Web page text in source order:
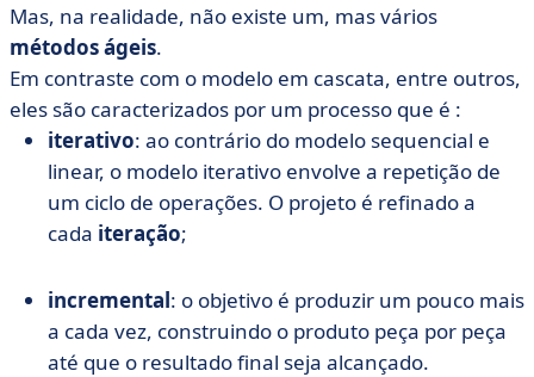
Mas, na realidade, não existe um, mas vários
métodos ágeis.
Em contraste com o modelo em cascata, entre outros,
eles são caracterizados por um processo que é :
iterativo: ao contrário do modelo sequencial e
linear, o modelo iterativo envolve a repetição de
um ciclo de operações. O projeto é refinado a
cada iteração;
incremental: o objetivo é produzir um pouco mais
a cada vez, construindo o produto peça por peça
até que o resultado final seja alcançado.